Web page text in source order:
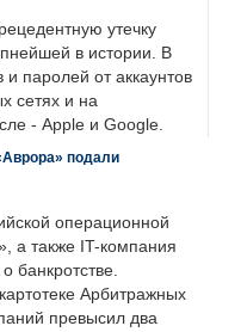
утечку
в истории. В
паролей от аккаунтов
сетях и на
- Apple и Google.
подали
операционной
а также IT-компания
банкротстве.
Арбитражных
превысил два